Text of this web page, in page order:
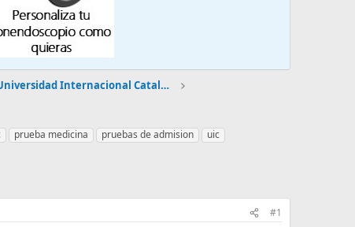
Medicina Universidad Internacional Cataluña [Pv]
prueba medicina pruebas de admision
uic
#1